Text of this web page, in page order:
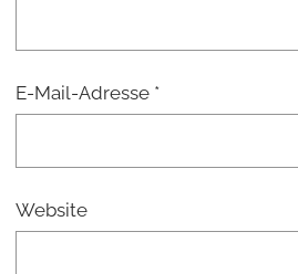
E-Mail-Adresse *
Website